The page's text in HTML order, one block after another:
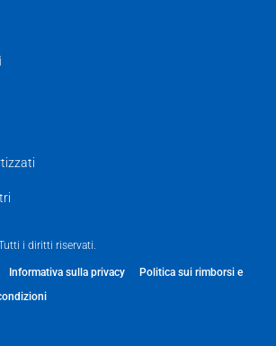
i diritti riservati.
Informativa sulla privacy
Politica sui rimborsi e